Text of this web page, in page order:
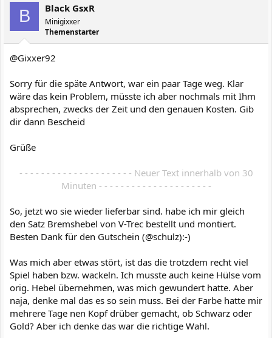
B Black GsxR
Minigixxer
Themenstarter
@Gixxer92
Sorry für die späte Antwort, war ein paar Tage weg. Klar
wäre das kein Problem, müsste ich aber nochmals mit Ihm
absprechen, zwecks der Zeit und den genauen Kosten. Gib
dir dann Bescheid
Grüße
- - - - - - - - - - - - - - - - - - - - - Neuer Text innerhalb von 30
Minuten - - - - - - - - - - - - - - - - - - - - -​
So, jetzt wo sie wieder lieferbar sind. habe ich mir gleich
den Satz Bremshebel von V-Trec bestellt und montiert.
Besten Dank für den Gutschein (@schulz):-)
Was mich aber etwas stört, ist das die trotzdem recht viel
Spiel haben bzw. wackeln. Ich musste auch keine Hülse vom
orig. Hebel übernehmen, was mich gewundert hatte. Aber
naja, denke mal das es so sein muss. Bei der Farbe hatte mir
mehrere Tage nen Kopf drüber gemacht, ob Schwarz oder
Gold? Aber ich denke das war die richtige Wahl.